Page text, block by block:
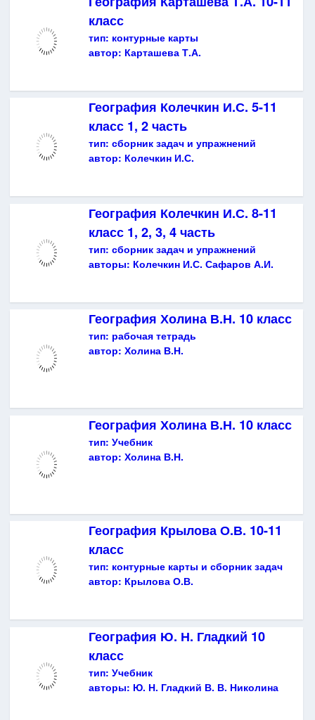
класс
тип: контурные карты
автор: Карташева Т.А.
География Колечкин И.С. 5-11
класс 1, 2 часть
тип: сборник задач и упражнений
автор: Колечкин И.С.
География Колечкин И.С. 8-11
класс 1, 2, 3, 4 часть
тип: сборник задач и упражнений
авторы: Колечкин И.С. Сафаров А.И.
География Холина В.Н. 10 класс
тип: рабочая тетрадь
автор: Холина В.Н.
География Холина В.Н. 10 класс
тип: Учебник
автор: Холина В.Н.
География Крылова О.В. 10-11
класс
тип: контурные карты и сборник задач
автор: Крылова О.В.
География Ю. Н. Гладкий 10
класс
тип: Учебник
авторы: Ю. Н. Гладкий В. В. Николина